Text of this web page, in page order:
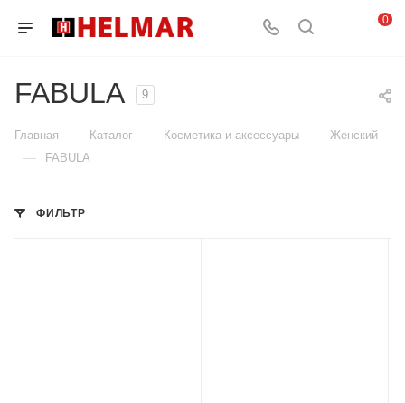
0
FABULA 9
Главная — Каталог — Косметика и аксессуары — Женский
— FABULA
ФИЛЬТР